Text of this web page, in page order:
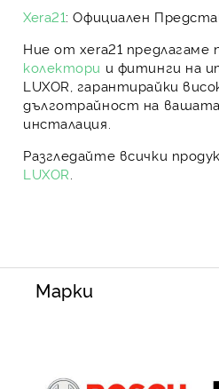
Xera21: Официален
Ние от xera21 предлагаме
колектори и фитинги на
LUXOR , гарантирайки
дълготрайност на
инсталация.
Разгледайте всички
LUXOR
Марки